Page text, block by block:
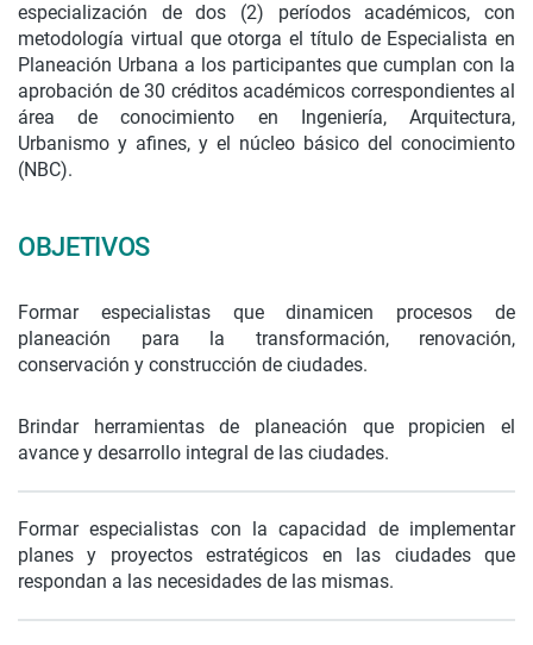
especialización de dos (2) períodos académicos, con
metodología virtual que otorga el título de Especialista en
Planeación Urbana a los participantes que cumplan con la
aprobación de 30 créditos académicos correspondientes al
área de conocimiento en Ingeniería, Arquitectura,
Urbanismo y afines, y el núcleo básico del conocimiento
(NBC).
OBJETIVOS
Formar especialistas que dinamicen procesos de
planeación para la transformación, renovación,
conservación y construcción de ciudades.
Brindar herramientas de planeación que propicien el
avance y desarrollo integral de las ciudades.
Formar especialistas con la capacidad de implementar
planes y proyectos estratégicos en las ciudades que
respondan a las necesidades de las mismas.